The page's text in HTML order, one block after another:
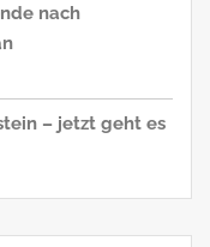
nach
– jetzt geht es